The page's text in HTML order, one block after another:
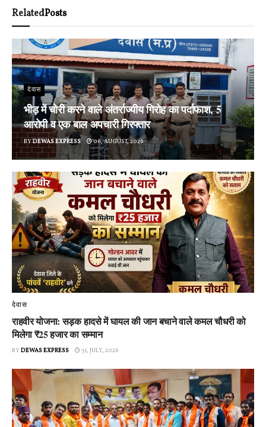
RelatedPosts
देवास
भीड़ में चोरी करने वाले अंतर्राज्यीय गिरोह का पर्दाफाश, 5
आरोपी व एक बाल अपचारी गिरफ्तार
BYDEWAS EXPRESS 06, AUGUST, 2026
देवास
राहवीर योजना: सड़क हादसे में घायल की जान बचाने वाले कमल चौधरी को
मिलेगा ₹25 हजार का सम्मान
BY DEWAS EXPRESS 31, JULY, 2026